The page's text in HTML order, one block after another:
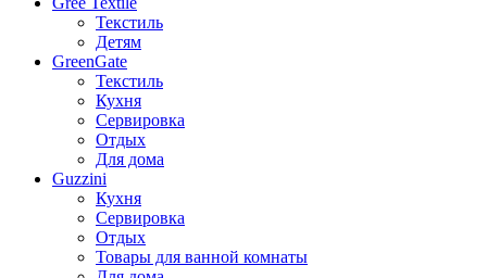
Текстиль
Детям
GreenGate
Текстиль
Кухня
Сервировка
Отдых
Для дома
Guzzini
Кухня
Сервировка
Отдых
Товары для ванной комнаты